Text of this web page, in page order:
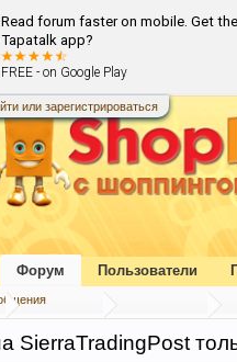
Read forum faster on mobile. Get
Tapatalk app?
FREE - on Google Play
или зарегистрироваться
Наш форум
SierraTradingPost
Форум Пользователи